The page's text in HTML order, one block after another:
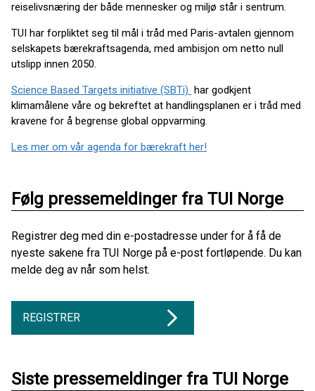
reiselivsnæring der både mennesker og miljø står i sentrum.
TUI har forpliktet seg til mål i tråd med Paris-avtalen gjennom
selskapets bærekraftsagenda, med ambisjon om netto null
utslipp innen 2050.
Science Based Targets initiative (SBTi)
har godkjent
klimamålene våre og bekreftet at handlingsplanen er i tråd med
kravene for å begrense global oppvarming.
Les mer om vår agenda for bærekraft her!
Følg pressemeldinger fra TUI Norge
Registrer deg med din e-postadresse under for å få de
nyeste sakene fra TUI Norge på e-post fortløpende. Du kan
melde deg av når som helst.
REGISTRER
Siste pressemeldinger fra TUI Norge